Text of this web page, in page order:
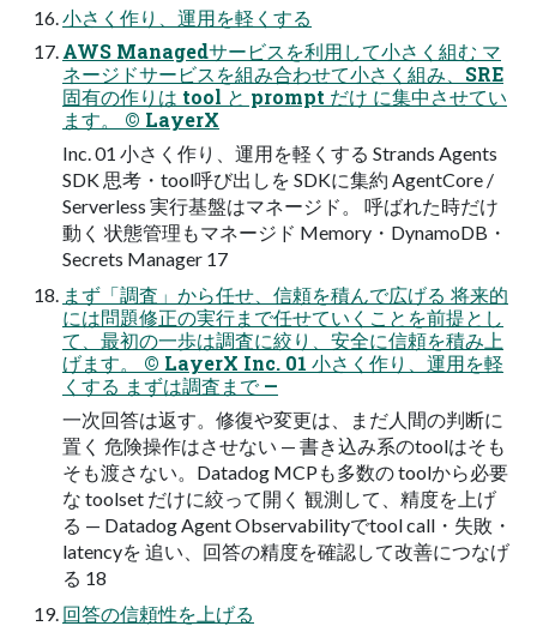
小さく作り、運用を軽くする
AWS Managedサービスを利用して小さく組む マ
ネージドサービスを組み合わせて小さく組み、SRE
固有の作りは tool と prompt だけ に集中させてい
ます。 © LayerX
Inc. 01 小さく作り、運用を軽くする Strands Agents
SDK 思考・tool呼び出しを SDKに集約 AgentCore /
Serverless 実行基盤はマネージド。 呼ばれた時だけ
動く 状態管理もマネージド Memory・DynamoDB・
Secrets Manager 17
まず「調査」から任せ、信頼を積んで広げる 将来的
には問題修正の実行まで任せていくことを前提とし
て、最初の一歩は調査に絞り、安全に信頼を積み上
げます。 © LayerX Inc. 01 小さく作り、運用を軽
くする まずは調査まで —
一次回答は返す。修復や変更は、まだ人間の判断に
置く 危険操作はさせない — 書き込み系のtoolはそも
そも渡さない。Datadog MCPも多数の toolから必要
な toolset だけに絞って開く 観測して、精度を上げ
る — Datadog Agent Observabilityでtool call・失敗・
latencyを 追い、回答の精度を確認して改善につなげ
る 18
回答の信頼性を上げる